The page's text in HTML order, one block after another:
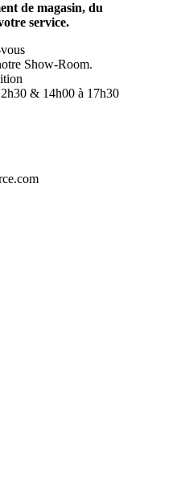
de magasin, du
service.
Show-Room.
& 14h00 à 17h30